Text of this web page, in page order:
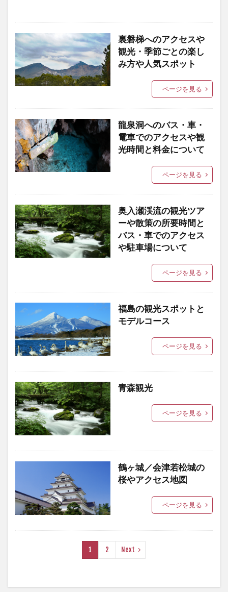
裏磐梯へのアクセスや
観光・季節ごとの楽し
み方や人気スポット
ページを見る
龍泉洞へのバス・車・
電車でのアクセスや観
光時間と料金について
ページを見る
奥入瀬渓流の観光ツア
ーや散策の所要時間と
バス・車でのアクセス
や駐車場について
ページを見る
福島の観光スポットと
モデルコース
ページを見る
青森観光
ページを見る
鶴ヶ城／会津若松城の
桜やアクセス地図
ページを見る
1 2 Next